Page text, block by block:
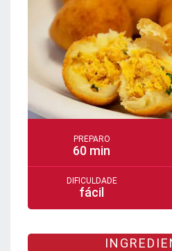
PREPARO
60 min
DIFICULDADE
fácil